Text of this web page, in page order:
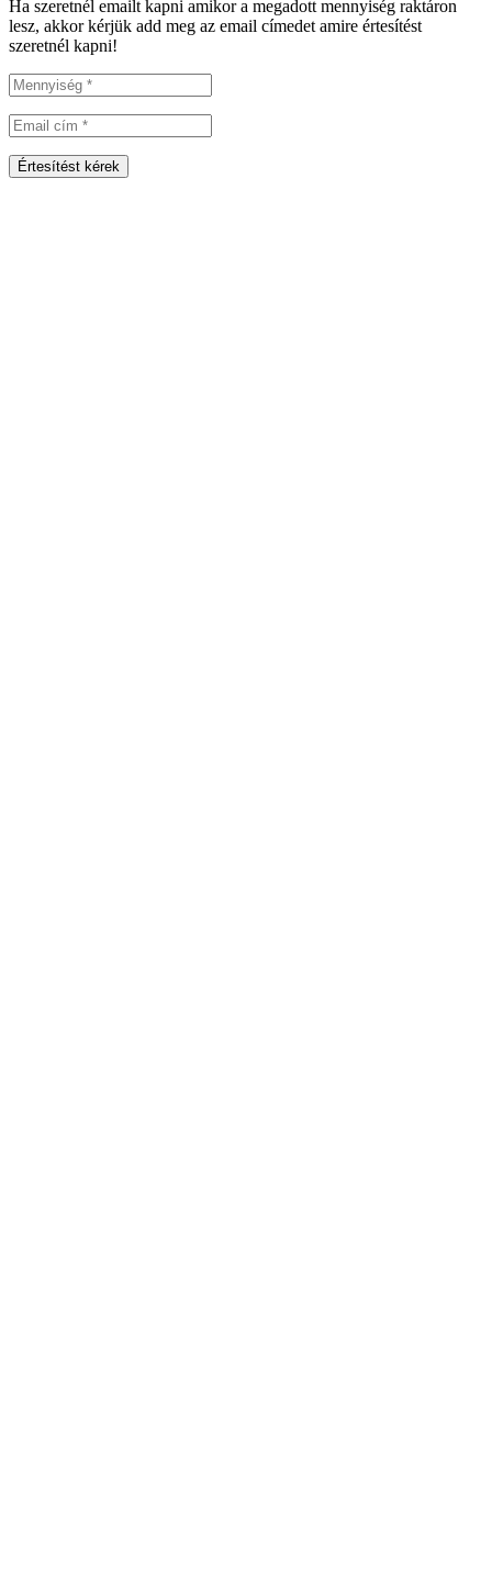
Ha szeretnél emailt kapni amikor a megadott mennyiség raktáron
lesz, akkor kérjük add meg az email címedet amire értesítést
szeretnél kapni!